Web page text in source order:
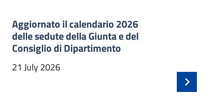
Aggiornato il calendario 2026
delle sedute della Giunta e del
Consiglio di Dipartimento
21 July 2026